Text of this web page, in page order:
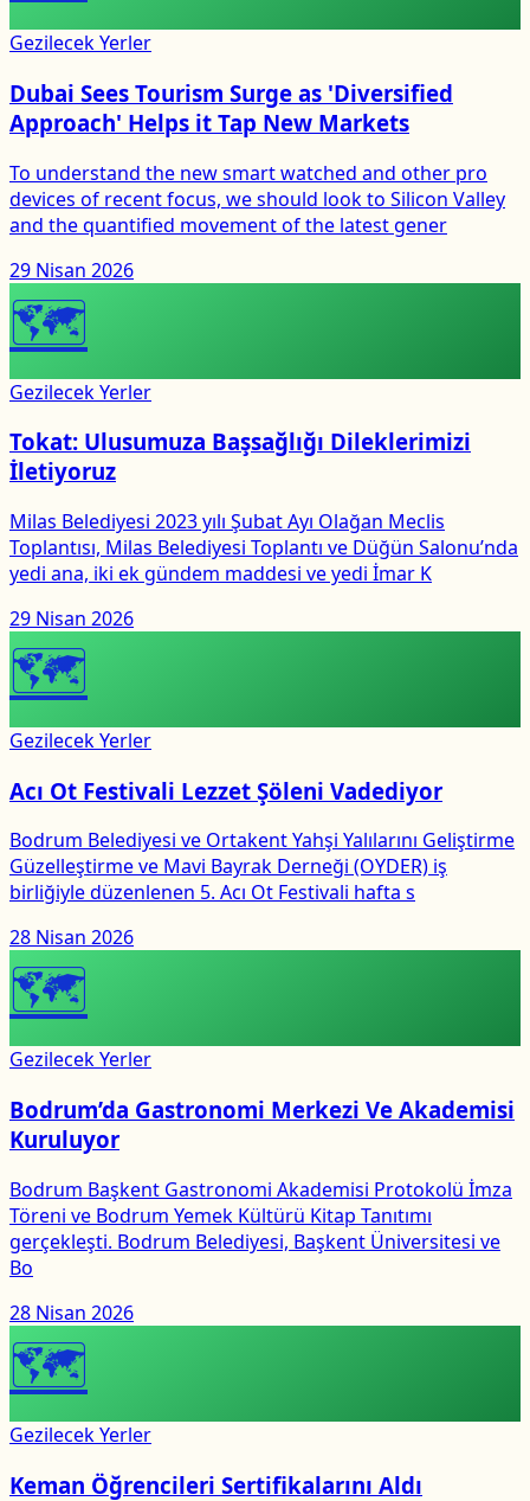
Gezilecek Yerler
Dubai Sees Tourism Surge as 'Diversified
Approach' Helps it Tap New Markets
To understand the new smart watched and other pro
devices of recent focus, we should look to Silicon Valley
and the quantified movement of the latest gener
29 Nisan 2026
🗺
Gezilecek Yerler
Tokat: Ulusumuza Başsağlığı Dileklerimizi
İletiyoruz
Milas Belediyesi 2023 yılı Şubat Ayı Olağan Meclis
Toplantısı, Milas Belediyesi Toplantı ve Düğün Salonu’nda
yedi ana, iki ek gündem maddesi ve yedi İmar K
29 Nisan 2026
🗺
Gezilecek Yerler
Acı Ot Festivali Lezzet Şöleni Vadediyor
Bodrum Belediyesi ve Ortakent Yahşi Yalılarını Geliştirme
Güzelleştirme ve Mavi Bayrak Derneği (OYDER) iş
birliğiyle düzenlenen 5. Acı Ot Festivali hafta s
28 Nisan 2026
🗺
Gezilecek Yerler
Bodrum’da Gastronomi Merkezi Ve Akademisi
Kuruluyor
Bodrum Başkent Gastronomi Akademisi Protokolü İmza
Töreni ve Bodrum Yemek Kültürü Kitap Tanıtımı
gerçekleşti. Bodrum Belediyesi, Başkent Üniversitesi ve
Bo
28 Nisan 2026
🗺
Gezilecek Yerler
Keman Öğrencileri Sertifikalarını Aldı